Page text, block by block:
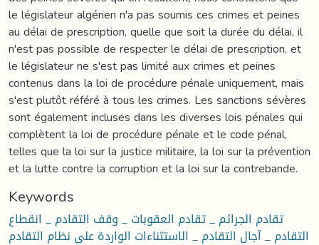
le législateur algérien n'a pas soumis ces crimes et peines
au délai de prescription, quelle que soit la durée du délai, il
n'est pas possible de respecter le délai de prescription, et
le législateur ne s'est pas limité aux crimes et peines
contenus dans la loi de procédure pénale uniquement, mais
s'est plutôt référé à tous les crimes. Les sanctions sévères
sont également incluses dans les diverses lois pénales qui
complètent la loi de procédure pénale et le code pénal,
telles que la loi sur la justice militaire, la loi sur la prévention
et la lutte contre la corruption et la loi sur la contrebande.
Keywords
تقادم الجرائم _ تقادم العقوبات _ وقف التقادم _ انقطاع
التقادم _ آجال التقادم _ الاستثناءات الواردة على نظام التقادم